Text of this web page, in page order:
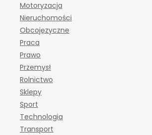
Motoryzacja
Nieruchomości
Obcojęzyczne
Praca
Prawo
Przemysł
Rolnictwo
Sklepy
Sport
Technologia
Transport